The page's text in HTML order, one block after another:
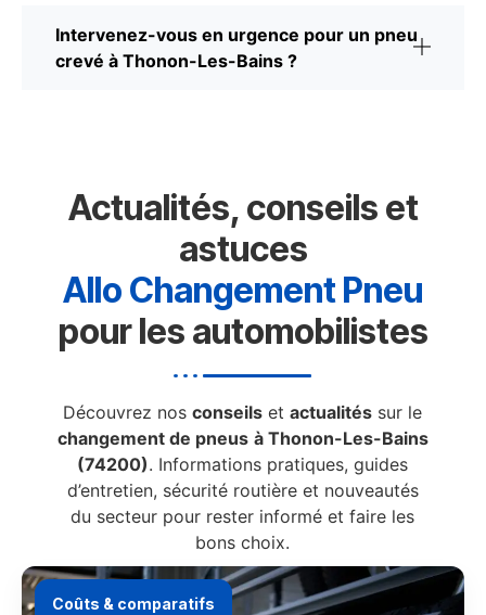
Intervenez-vous en urgence pour un pneu
crevé à Thonon-Les-Bains ?
Actualités, conseils et
astuces
Allo Changement Pneu
pour les automobilistes
Découvrez nosconseils etactualités sur le
changement de pneus à Thonon-Les-Bains
(74200). Informations pratiques, guides
d’entretien, sécurité routière et nouveautés
du secteur pour rester informé et faire les
bons choix.
Coûts & comparatifs